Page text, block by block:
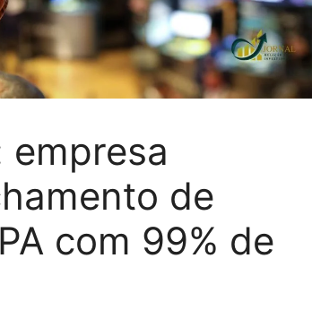
empresa
de
com 99% de